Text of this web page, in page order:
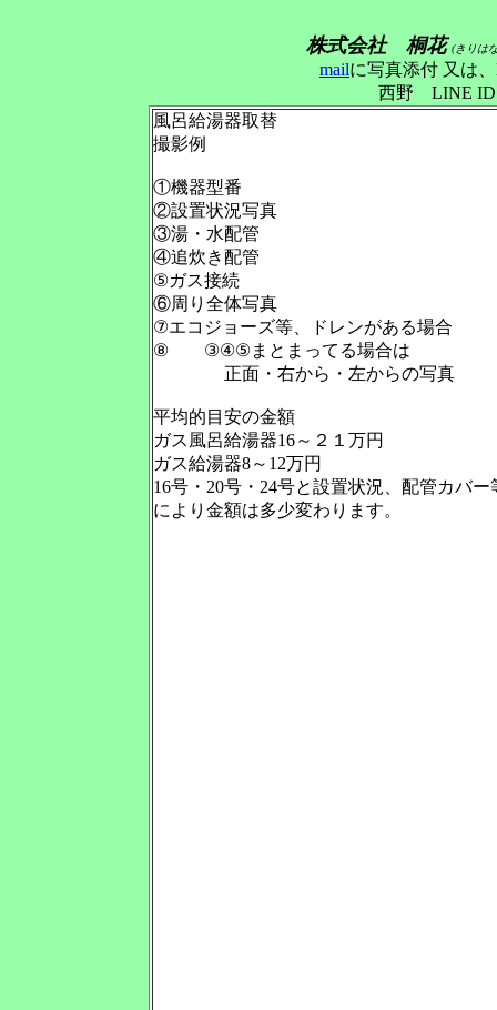
株式会社 桐花 (きり
mailに写真添付 又は
西野 LINE ID
風呂給湯器取替
撮影例
①機器型番
②設置状況写真
③湯・水配管
④追炊き配管
⑤ガス接続
⑥周り全体写真
⑦エコジョーズ等、ドレンがある場合
⑧ ③④⑤まとまってる場合は
正面・右から・左からの写真
平均的目安の金額
ガス風呂給湯器16～２１万円
ガス給湯器8～12万円
16号・20号・24号と設置状況、配管カバー
により金額は多少変わります。